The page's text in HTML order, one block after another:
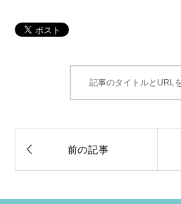
記事のタイトルとURL
 前の記事